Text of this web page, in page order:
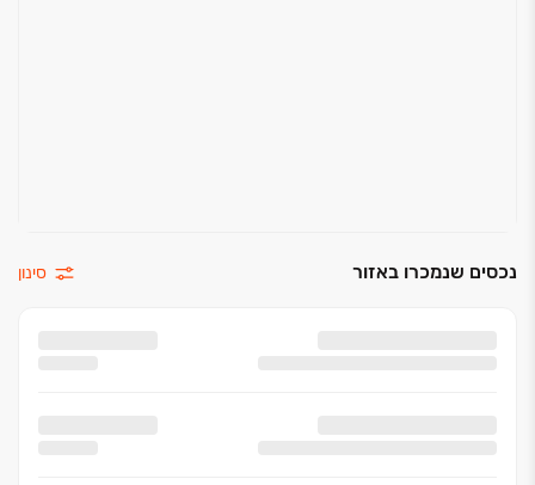
נכסים שנמכרו באזור סינון